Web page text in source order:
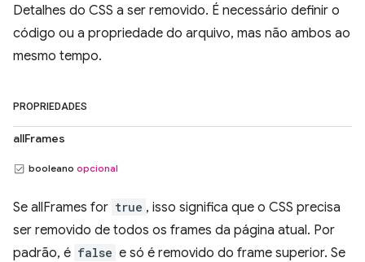
Detalhes do CSS a ser removido. É necessário definir o
código ou a propriedade do arquivo, mas não ambos ao
mesmo tempo.
PROPRIEDADES
allFrames
booleano opcional
Se allFrames for true , isso significa que o CSS precisa
ser removido de todos os frames da página atual. Por
padrão, é false e só é removido do frame superior. Se